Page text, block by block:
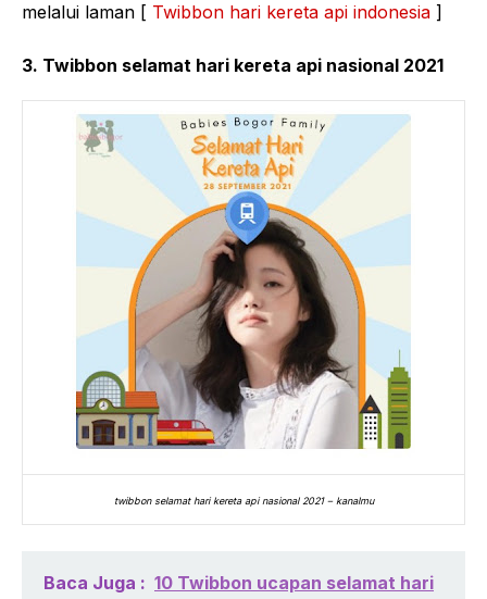
melalui laman [ Twibbon hari kereta api indonesia ]
3. Twibbon selamat hari kereta api nasional 2021
twibbon selamat hari kereta api nasional 2021 – kanalmu
Baca Juga : 10 Twibbon ucapan selamat hari